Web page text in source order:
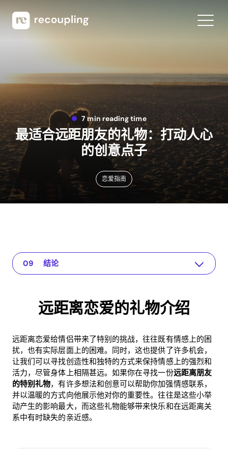
7 min reading time
最适合远距朋友的礼物：打动人心
的创意点子
恋爱指南
远距离恋爱的礼物介绍
The app for your relationship
个性化礼物
虚拟体验
日常礼物
创意DIY礼物
深思熟虑的礼物的投资回报率（ROI）优势
关于远程关系礼物的常见问题
结论
远距离恋爱的礼物介绍
远距离恋爱给情侣带来了特别的挑战，往往既有情感上的困
扰，也有实际层面上的困难。同时，这也提供了许多机会，
让我们可以寻找创造性和独特的方式来保持情感上的强烈和
活力，尽管身体上相隔甚远。如果你在寻找一份远距离朋友
的特别礼物，有许多想法和创意可以帮助你加强情感联系，
并以温暖的方式向他展示他对你的重要性。往往是这些小举
动产生的影响最大，而这些礼物能够带来快乐和在远距离关
系中有时缺失的亲近感。